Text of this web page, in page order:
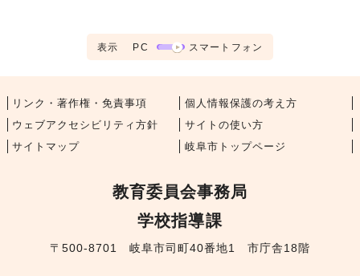
表示 PC スマートフォン
リンク・著作権・免責事項
個人情報保護の考え方
ウェブアクセシビリティ方針
サイトの使い方
サイトマップ
岐阜市トップページ
教育委員会事務局
学校指導課
〒500-8701 岐阜市司町40番地1 市庁舎18階